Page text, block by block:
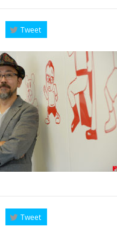
Tweet
Tweet